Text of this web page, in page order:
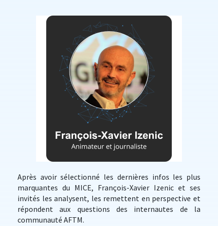
Après avoir sélectionné les dernières infos les plus
marquantes du MICE, François-Xavier Izenic et ses
invités les analysent, les remettent en perspective et
répondent aux questions des internautes de la
communauté AFTM.